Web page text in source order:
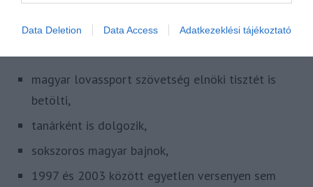
Data Deletion Data Access Adatkezeklési tájékoztató
Magyarországon, akit szinte mindenki ismer. Az
magyar lovassport szövetség elnöki tisztét is
betölti,
tanárként is dolgozik,
sokszoros magyar bajnok,
1997 és 2003 között egyetlen versenyen sem